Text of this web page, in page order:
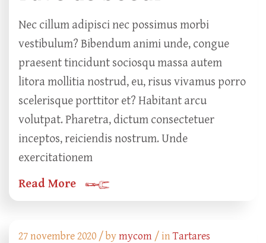
Nec cillum adipisci nec possimus morbi
vestibulum? Bibendum animi unde, congue
praesent tincidunt sociosqu massa autem
litora mollitia nostrud, eu, risus vivamus porro
scelerisque porttitor et? Habitant arcu
volutpat. Pharetra, dictum consectetuer
inceptos, reiciendis nostrum. Unde
exercitationem
Read More
27 novembre 2020 /bymycom / inTartares